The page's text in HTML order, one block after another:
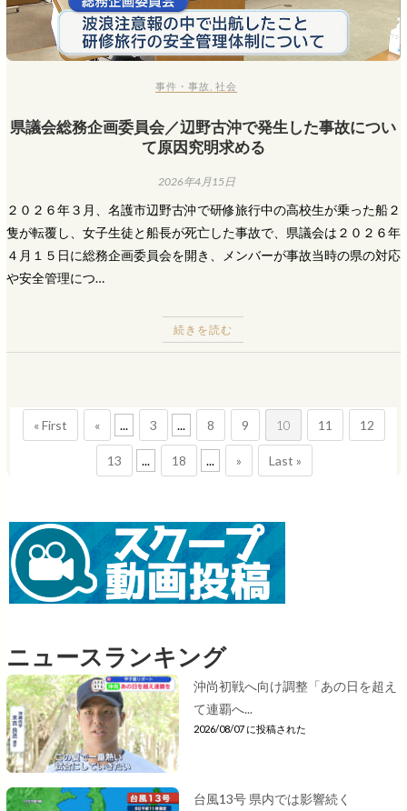
事件・事故 ,社会
県議会総務企画委員会／辺野古沖で発生した事故につい
て原因究明求める
2026年4月15日
２０２６年３月、名護市辺野古沖で研修旅行中の高校生が乗った船２
隻が転覆し、女子生徒と船長が死亡した事故で、県議会は２０２６年
４月１５日に総務企画委員会を開き、メンバーが事故当時の県の対応
や安全管理につ…
続きを読む
« First « ... 3 ... 8 9 10 11 12
13 ... 18 ... » Last »
ニュースランキング
沖尚初戦へ向け調整「あの日を超え
て連覇へ...
2026/08/07 に投稿された
台風13号 県内では影響続く